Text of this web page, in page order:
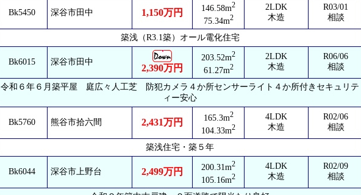
Bk5450 深谷市田中 1,150万円 146.58m2
75.34m2
2LDK
木造
R03/01
相談
築浅（R3.1築）オール電化住宅
Bk6015 深谷市田中
2,390万円
203.52m2
61.27m2
2LDK
木造
R06/06
相談
令和６年６月築平屋 庭広々人工芝 防犯カメラ４か所センサーライト４か所付きセキュリテ
ィー安心
Bk5760 熊谷市拾六間 2,431万円 165.3m2
104.33m2
4LDK
木造
R02/06
相談
築浅住宅・築５年
Bk6044 深谷市上野台 2,499万円 200.31m2
105.16m2
4LDK
木造
R02/09
相談